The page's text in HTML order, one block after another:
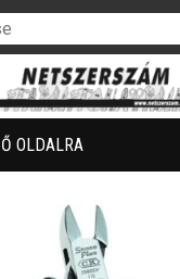
OLDALRA